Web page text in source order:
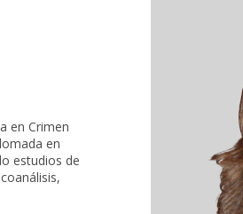
en Crimen
en
estudios de